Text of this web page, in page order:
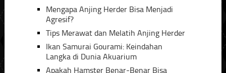
Mengapa Anjing Herder Bisa Menjadi
Agresif?
Tips Merawat dan Melatih Anjing Herder
Ikan Samurai Gourami: Keindahan
Langka di Dunia Akuarium
Apakah Hamster Benar-Benar Bisa